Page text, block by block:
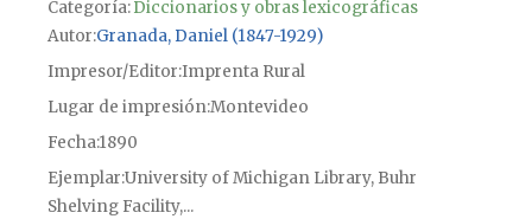
Categoría:Diccionarios y obras lexicográficas
Autor Granada, Daniel (1847-1929)
Impresor/Editor Imprenta Rural
Lugar de impresiónMontevideo
Fecha1890
Ejemplar University of Michigan Library, Buhr
Shelving Facility,...